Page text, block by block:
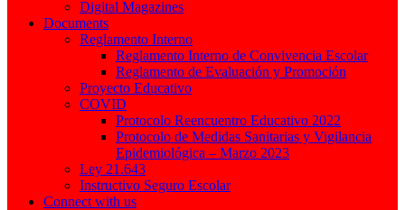
Digital Magazines
Documents
Reglamento Interno
Reglamento Interno de Convivencia Escolar
Reglamento de Evaluación y Promoción
Proyecto Educativo
COVID
Protocolo Reencuentro Educativo 2022
Protocolo de Medidas Sanitarias y Vigilancia
Epidemiológica – Marzo 2023
Ley 21.643
Instructivo Seguro Escolar
Connect with us